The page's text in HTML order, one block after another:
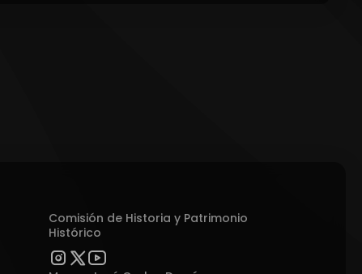
Comisión de Historia y Patrimonio
Histórico